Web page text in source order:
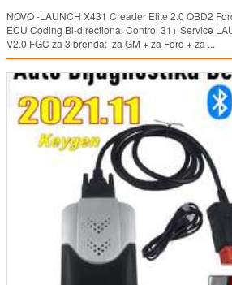
NOVO -LAUNCH X431 Creader Elite 2.0 OBD2
ECU Coding Bi-directional Control 31+ Service
V2.0 FGC za 3 brenda: za GM + za Ford + za ...